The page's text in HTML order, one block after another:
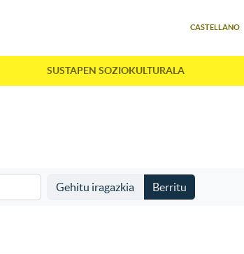
CASTELLANO
SUSTAPEN SOZIOKULTURALA
Gehitu iragazkia Berritu